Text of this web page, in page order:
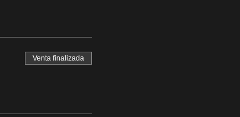
Venta finalizada